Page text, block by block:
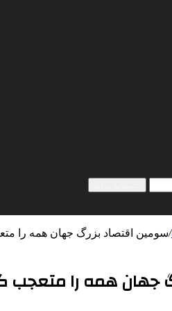
/سومین اقتصاد بزرگ جهان همه را
جهان همه را متعجب